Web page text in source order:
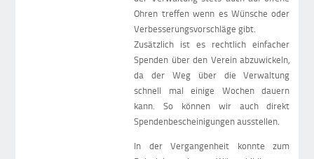
Ohren treffen wenn es Wünsche oder
Verbesserungsvorschläge gibt.
Zusätzlich ist es rechtlich einfacher
Spenden über den Verein abzuwickeln,
da der Weg über die Verwaltung
schnell mal einige Wochen dauern
kann. So können wir auch direkt
Spendenbescheinigungen ausstellen.
In der Vergangenheit konnte zum